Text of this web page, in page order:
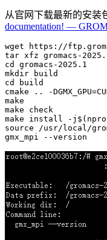
从官网下载最新的安装
documentation! —
wget https: //
cd
mkdir
cd
build
cmake .. -
make
make check
make install -
source /usr/ local/
gmx_mpi --version